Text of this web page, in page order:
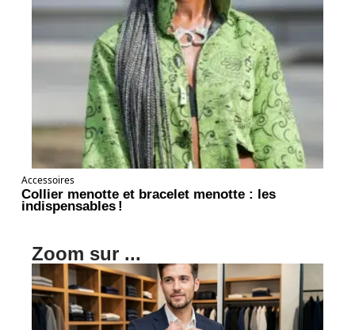
Accessoires
Collier menotte et bracelet menotte : les
indispensables !
Zoom sur ...